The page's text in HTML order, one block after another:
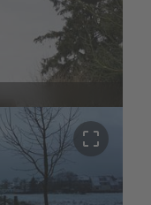
crop_free